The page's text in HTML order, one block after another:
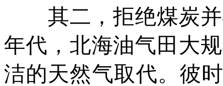
其二，拒绝煤炭并
年代，北海油气田大
洁的天然气取代。彼